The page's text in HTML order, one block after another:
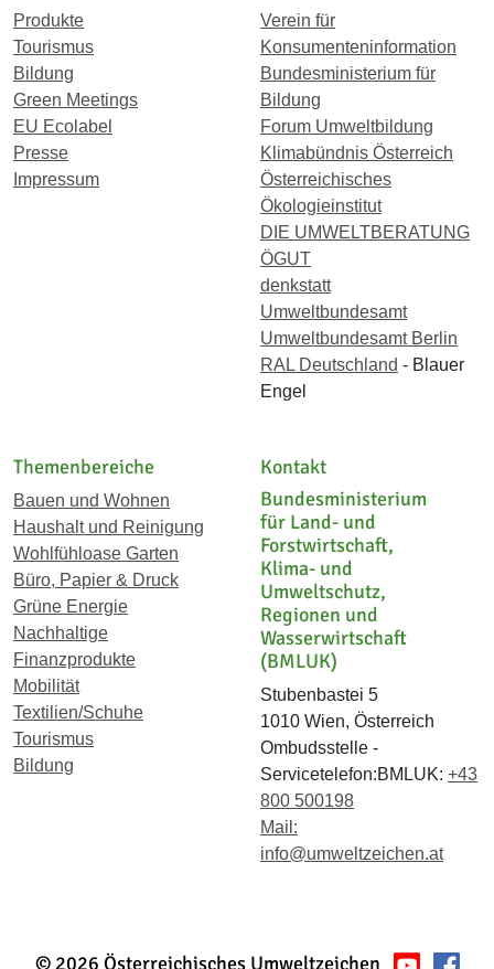
Produkte
Tourismus
Bildung
Green Meetings
EU Ecolabel
Presse
Impressum
Verein für
Konsumenteninformation
Bundesministerium für
Bildung
Forum Umweltbildung
Klimabündnis Österreich
Österreichisches
Ökologieinstitut
DIE UMWELTBERATUNG
ÖGUT
denkstatt
Umweltbundesamt
Umweltbundesamt Berlin
RAL Deutschland - Blauer
Engel
Themenbereiche
Bauen und Wohnen
Haushalt und Reinigung
Wohlfühloase Garten
Büro, Papier & Druck
Grüne Energie
Nachhaltige
Finanzprodukte
Mobilität
Textilien/Schuhe
Tourismus
Bildung
Kontakt
Bundesministerium
für Land- und
Forstwirtschaft,
Klima- und
Umweltschutz,
Regionen und
Wasserwirtschaft
(BMLUK)
Stubenbastei 5
1010 Wien, Österreich
Ombudsstelle -
Servicetelefon:BMLUK: +43
800 500198
Mail:
info@umweltzeichen.at
© 2026 Österreichisches Umweltzeichen